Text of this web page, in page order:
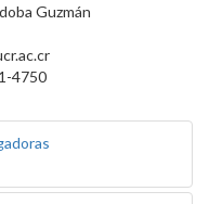
Guzmán
4750